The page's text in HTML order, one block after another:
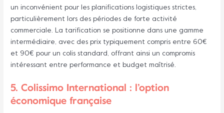
un inconvénient pour les planifications logistiques strictes,
particulièrement lors des périodes de forte activité
commerciale. La tarification se positionne dans une gamme
intermédiaire, avec des prix typiquement compris entre 60€
et 90€ pour un colis standard, offrant ainsi un compromis
intéressant entre performance et budget maîtrisé.
5. Colissimo International : l’option
économique française